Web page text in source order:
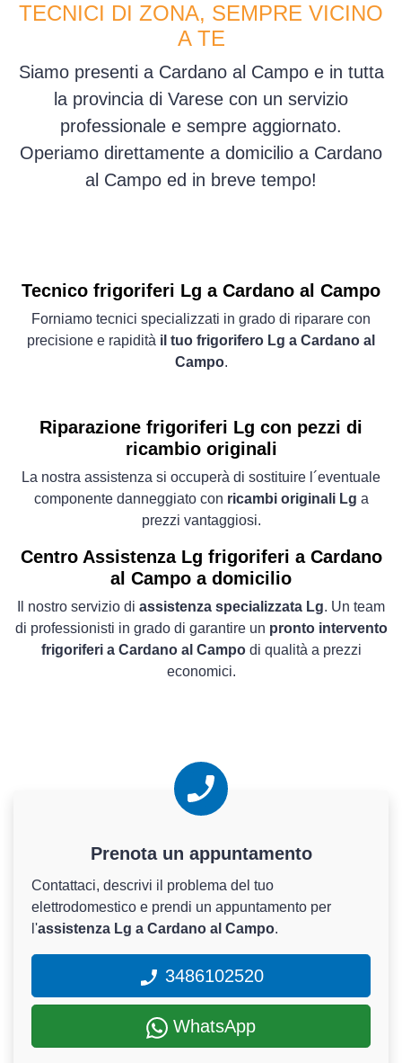
TECNICI DI ZONA, SEMPRE VICINO
A TE
Siamo presenti a Cardano al Campo e in tutta
la provincia di Varese con un servizio
professionale e sempre aggiornato.
Operiamo direttamente a domicilio a Cardano
al Campo ed in breve tempo!
Tecnico frigoriferi Lg a Cardano al Campo
Forniamo tecnici specializzati in grado di riparare con
precisione e rapidità il tuo frigorifero Lg a Cardano al
Campo.
Riparazione frigoriferi Lg con pezzi di
ricambio originali
La nostra assistenza si occuperà di sostituire l´eventuale
componente danneggiato con ricambi originali Lg a
prezzi vantaggiosi.
Centro Assistenza Lg frigoriferi a Cardano
al Campo a domicilio
Il nostro servizio di assistenza specializzata Lg. Un team
di professionisti in grado di garantire un pronto intervento
frigoriferi a Cardano al Campodi qualità a prezzi
economici.
Prenota un appuntamento
Contattaci, descrivi il problema del tuo
elettrodomestico e prendi un appuntamento per
l'assistenza Lg a Cardano al Campo.
3486102520
WhatsApp